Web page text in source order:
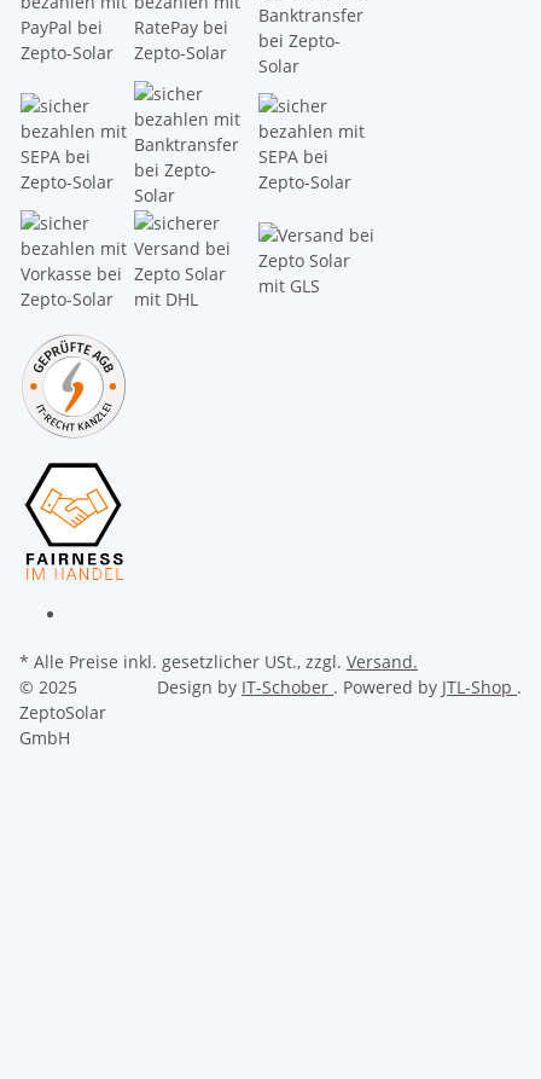
* Alle Preise inkl. gesetzlicher USt., zzgl. Versand.
© 2025
ZeptoSolar
GmbH
Design by IT-Schober . Powered by JTL-Shop .